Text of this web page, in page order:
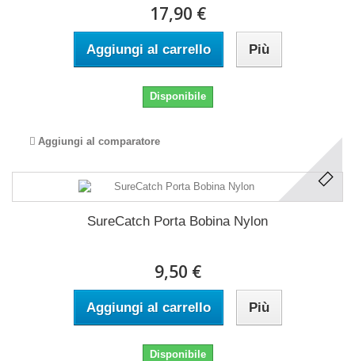
17,90 €
Aggiungi al carrello Più
Disponibile
Aggiungi al comparatore
SureCatch Porta Bobina Nylon
9,50 €
Aggiungi al carrello Più
Disponibile